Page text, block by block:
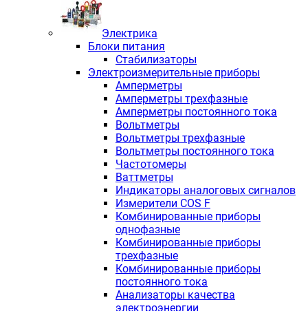
Электрика
Блоки питания
Стабилизаторы
Электроизмерительные приборы
Амперметры
Амперметры трехфазные
Амперметры постоянного тока
Вольтметры
Вольтметры трехфазные
Вольтметры постоянного тока
Частотомеры
Ваттметры
Индикаторы аналоговых сигналов
Измерители COS F
Комбинированные приборы
однофазные
Комбинированные приборы
трехфазные
Комбинированные приборы
постоянного тока
Анализаторы качества
электроэнергии